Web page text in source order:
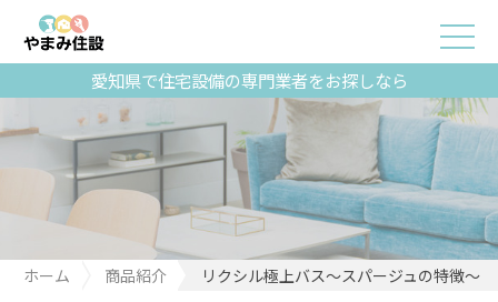
愛知県で住宅設備の専門業者をお探しなら
ホーム 商品紹介 リクシル極上バス～スパージュの特徴～